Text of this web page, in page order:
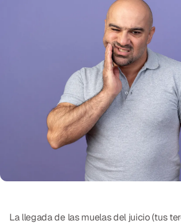
Tratamiento Periodontal
Programa Preventivo
Tratamiento de Conducto
Protectores Bucales Deportivos
All-on-4
La llegada de las muelas del juicio (tus